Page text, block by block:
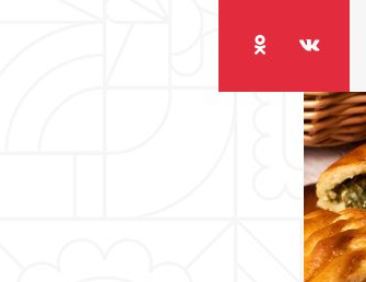
Одноклассники
Вконтакте